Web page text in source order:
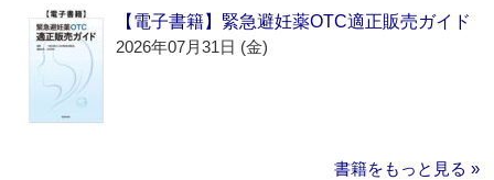
【電子書籍】緊急避妊薬OTC適正販売ガイド
2026年07月31日 (金)
書籍をもっと見る »